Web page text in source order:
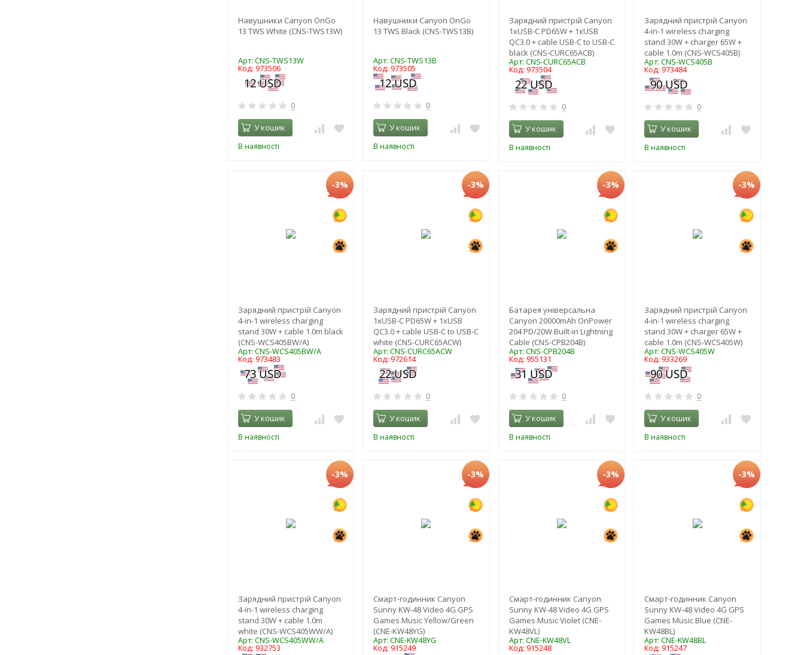
Навушники Canyon OnGo
13 TWS White (CNS-TWS13W)
Арт: CNS-TWS13W
Код: 973506
0
У кошик
В наявності
Навушники Canyon OnGo
13 TWS Black (CNS-TWS13B)
Арт: CNS-TWS13B
Код: 973505
0
У кошик
В наявності
Зарядний пристрій Canyon
1xUSB-C PD65W + 1xUSB
QC3.0 + cable USB-C to USB-C
black (CNS-CURC65ACB)
Арт: CNS-CURC65ACB
Код: 973504
0
У кошик
В наявності
Зарядний пристрій Canyon
4-in-1 wireless charging
stand 30W + charger 65W +
cable 1.0m (CNS-WCS405B)
Арт: CNS-WCS405B
Код: 973484
0
У кошик
В наявності
-3%
Зарядний пристрій Canyon
4-in-1 wireless charging
stand 30W + cable 1.0m black
(CNS-WCS405BW/A)
Арт: CNS-WCS405BW/A
Код: 973483
0
У кошик
В наявності
-3%
Зарядний пристрій Canyon
1xUSB-C PD65W + 1xUSB
QC3.0 + cable USB-C to USB-C
white (CNS-CURC65ACW)
Арт: CNS-CURC65ACW
Код: 972614
0
У кошик
В наявності
-3%
Батарея універсальна
Canyon 20000mAh OnPower
204 PD/20W Built-in Lightning
Cable (CNS-CPB204B)
Арт: CNS-CPB204B
Код: 955131
0
У кошик
В наявності
-3%
Зарядний пристрій Canyon
4-in-1 wireless charging
stand 30W + charger 65W +
cable 1.0m (CNS-WCS405W)
Арт: CNS-WCS405W
Код: 933269
0
У кошик
В наявності
-3%
Зарядний пристрій Canyon
4-in-1 wireless charging
stand 30W + cable 1.0m
white (CNS-WCS405WW/A)
Арт: CNS-WCS405WW/A
Код: 932753
-3%
Смарт-годинник Canyon
Sunny KW-48 Video 4G GPS
Games Music Yellow/Green
(CNE-KW48YG)
Арт: CNE-KW48YG
Код: 915249
-3%
Смарт-годинник Canyon
Sunny KW-48 Video 4G GPS
Games Music Violet (CNE-
KW48VL)
Арт: CNE-KW48VL
Код: 915248
-3%
Смарт-годинник Canyon
Sunny KW-48 Video 4G GPS
Games Music Blue (CNE-
KW48BL)
Арт: CNE-KW48BL
Код: 915247